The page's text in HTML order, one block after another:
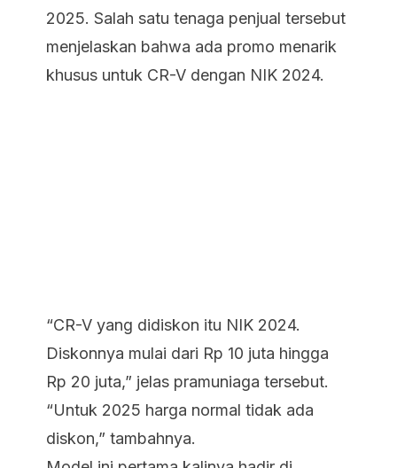
2025. Salah satu tenaga penjual tersebut
menjelaskan bahwa ada promo menarik
khusus untuk CR-V dengan NIK 2024.
“CR-V yang didiskon itu NIK 2024.
Diskonnya mulai dari Rp 10 juta hingga
Rp 20 juta,” jelas pramuniaga tersebut.
“Untuk 2025 harga normal tidak ada
diskon,” tambahnya.